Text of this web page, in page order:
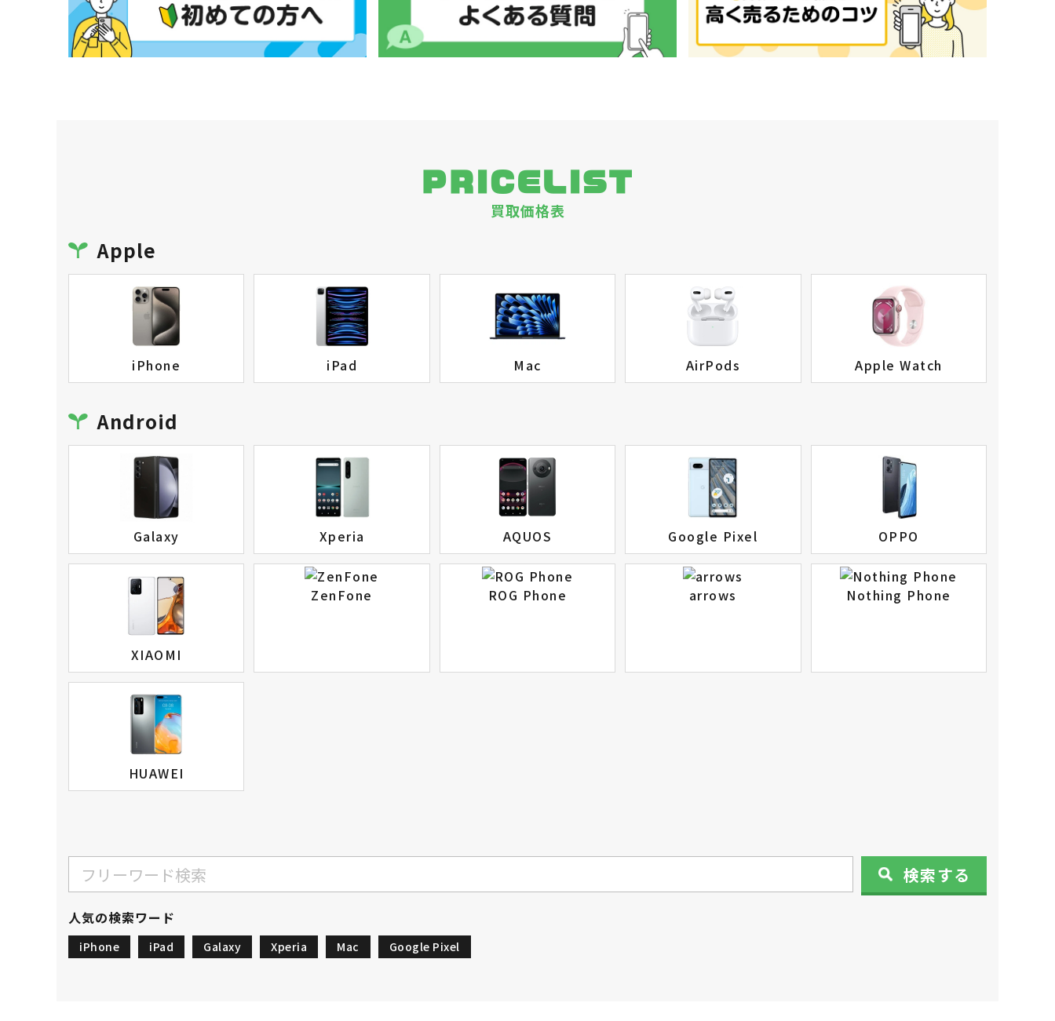
PRICELIST
買取価格表
Apple
iPhone iPad Mac AirPods Apple Watch
Android
Galaxy Xperia AQUOS Google Pixel OPPO
XIAOMI
ZenFone ROG Phone arrows Nothing Phone
HUAWEI
検索する
人気の検索ワード
iPhone iPad Galaxy Xperia Mac Google Pixel